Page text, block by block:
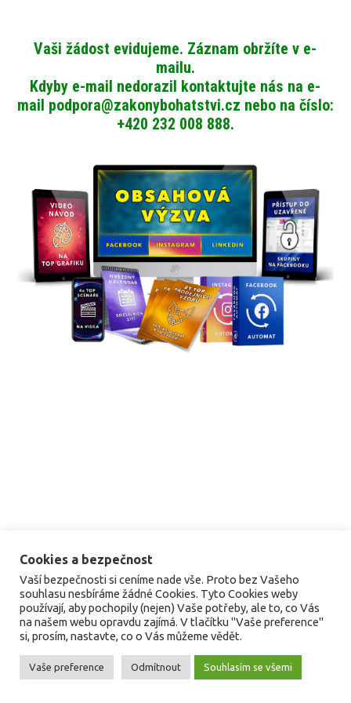
Vaši žádost evidujeme. Záznam obržíte v e-
mailu.
Kdyby e-mail nedorazil kontaktujte nás na e-
mail podpora@zakonybohatstvi.cz nebo na číslo:
+420 232 008 888.
Cookies a bezpečnost
Vaší bezpečnosti si ceníme nade vše. Proto bez Vašeho
souhlasu nesbíráme žádné Cookies. Tyto Cookies weby
používají, aby pochopily (nejen) Vaše potřeby, ale to, co Vás
na našem webu opravdu zajímá. V tlačítku "Vaše preference"
si, prosím, nastavte, co o Vás můžeme vědět.
Vaše preference Odmítnout Souhlasím se všemi